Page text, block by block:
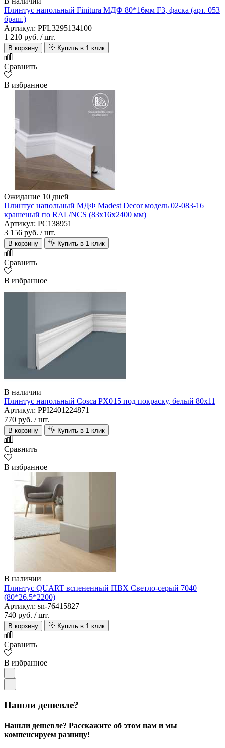
Плинтус напольный Finitura МДФ 80*16мм F3, фаска (арт. 053
браш.)
Артикул: PFL3295134100
1 210 руб. / шт.
В корзину Купить в 1 клик
Сравнить
В избранное
Ожидание 10 дней
Плинтус напольный МДФ Madest Decor модель 02-083-16
крашеный по RAL/NCS (83х16х2400 мм)
Артикул: PC138951
3 156 руб. / шт.
В корзину Купить в 1 клик
Сравнить
В избранное
В наличии
Плинтус напольный Cosca PX015 под покраску, белый 80х11
Артикул: PPI2401224871
770 руб. / шт.
В корзину Купить в 1 клик
Сравнить
В избранное
В наличии
Плинтус QUART вспененный ПВХ Светло-серый 7040
(80*26.5*2200)
Артикул: sn-76415827
740 руб. / шт.
В корзину Купить в 1 клик
Сравнить
В избранное
Нашли дешевле?
Нашли дешевле? Расскажите об этом нам и мы
компенсируем разницу!